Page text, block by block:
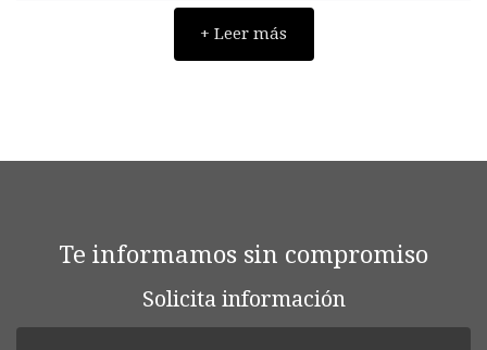
+ Leer más
Te informamos sin compromiso
Solicita información